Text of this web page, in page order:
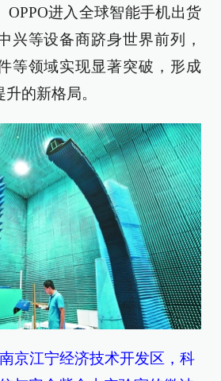
OPPO进入全球智能手机出货
兴等设备商跻身世界前列，
等领域实现显著突破，形成
的新格局。
京江宁经济技术开发区，科